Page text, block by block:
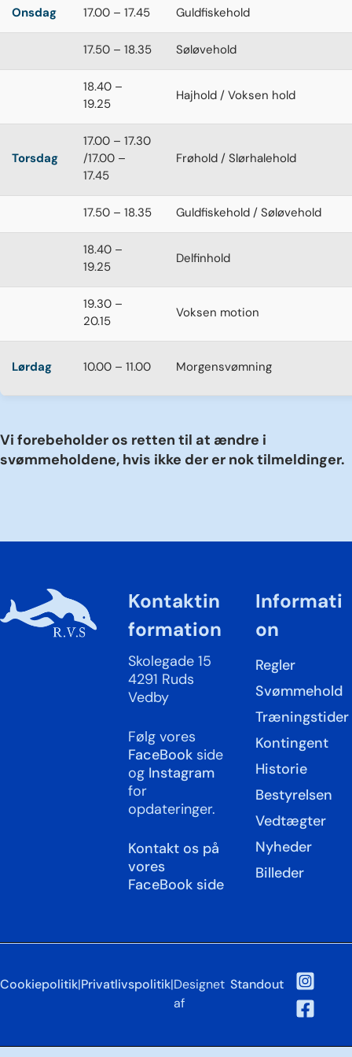
Onsdag 17.00 – 17.45 Guldfiskehold
17.50 – 18.35 Søløvehold
18.40 –
19.25
Hajhold / Voksen hold
Torsdag
17.00 – 17.30
/17.00 –
17.45
Frøhold / Slørhalehold
17.50 – 18.35 Guldfiskehold / Søløvehold
18.40 –
19.25
Delfinhold
19.30 –
20.15
Voksen motion
Lørdag 10.00 – 11.00 Morgensvømning
Vi forebeholder os retten til at ændre i
svømmeholdene, hvis ikke der er nok tilmeldinger.
Kontaktin
formation
Skolegade 15
4291 Ruds
Vedby
Følg vores
FaceBookside
og Instagram
for
opdateringer.
Kontakt os på
vores
FaceBook side
Informati
on
Regler
Svømmehold
Træningstider
Kontingent
Historie
Bestyrelsen
Vedtægter
Nyheder
Billeder
Cookiepolitik Privatlivspolitik Designet
af
Standout